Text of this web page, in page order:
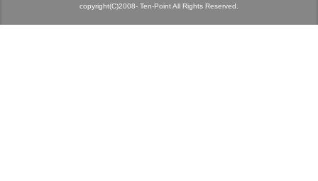
copyright(C)2008- Ten-Point All Rights Reserved.